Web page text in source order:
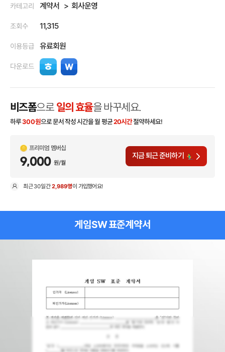
카테고리 계약서 회사운영
조회수 11,315
이용등급 유료회원
다운로드
비즈폼으로 일의 효율을 바꾸세요.
하루300원으로 문서 작성 시간을 월 평균20시간절약하세요!
프리미엄 멤버십
9,000 원/월
지금 퇴근 준비하기
최근30일간2,989명이 가입했어요!
게임SW 표준계약서